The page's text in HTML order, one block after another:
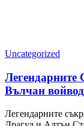
Uncategorized
Вълчан
Легендарните